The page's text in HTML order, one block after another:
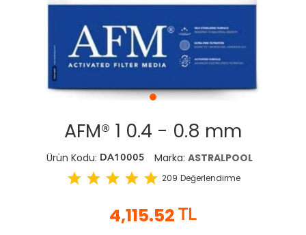
AFM® 1 0.4 - 0.8 mm
Ürün Kodu: DA10005 Marka: ASTRALPOOL
star star star star star 209 Değerlendirme
4,115.52 TL